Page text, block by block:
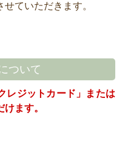
ていただきます。
ついて
レジットカード」または
ます。